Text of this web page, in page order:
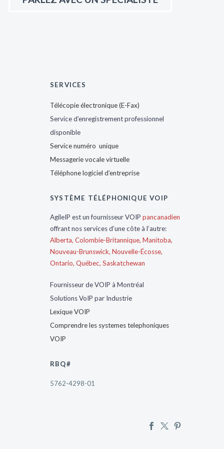
SERVICES
Télécopie électronique (E-Fax)
Service d’enregistrement professionnel
disponible
Service numéro unique
Messagerie vocale virtuelle
Téléphone logiciel d’entreprise
SYSTÈME TÉLÉPHONIQUE VOIP
AgileIP est un fournisseur VOIP pancanadien
offrant nos services d’une côte à l’autre:
Alberta, Colombie-Britannique, Manitoba,
Nouveau-Brunswick, Nouvelle-Écosse,
Ontario, Québec, Saskatchewan
Fournisseur de VOIP à Montréal
Solutions VoIP par Industrie
Lexique VOIP
Comprendre les systemes telephoniques
VOIP
RBQ#
5762-4298-01